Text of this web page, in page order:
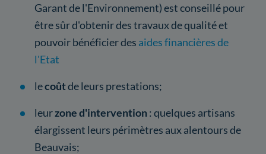
Garant de l'Environnement) est conseillé pour
être sûr d'obtenir des travaux de qualité et
pouvoir bénéficier des aides financières de
l'Etat
lecoûtde leurs prestations;
leurzone d'intervention: quelques artisans
élargissent leurs périmètres aux alentours de
Beauvais;